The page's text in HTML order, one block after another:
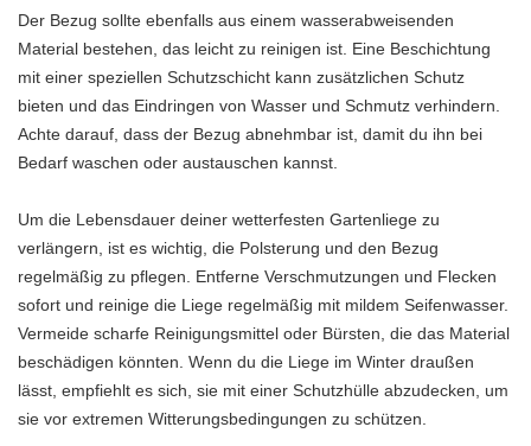
Der Bezug sollte ebenfalls aus einem wasserabweisenden
Material bestehen, das leicht zu reinigen ist. Eine Beschichtung
mit einer speziellen Schutzschicht kann zusätzlichen Schutz
bieten und das Eindringen von Wasser und Schmutz verhindern.
Achte darauf, dass der Bezug abnehmbar ist, damit du ihn bei
Bedarf waschen oder austauschen kannst.
Um die Lebensdauer deiner wetterfesten Gartenliege zu
verlängern, ist es wichtig, die Polsterung und den Bezug
regelmäßig zu pflegen. Entferne Verschmutzungen und Flecken
sofort und reinige die Liege regelmäßig mit mildem Seifenwasser.
Vermeide scharfe Reinigungsmittel oder Bürsten, die das Material
beschädigen könnten. Wenn du die Liege im Winter draußen
lässt, empfiehlt es sich, sie mit einer Schutzhülle abzudecken, um
sie vor extremen Witterungsbedingungen zu schützen.